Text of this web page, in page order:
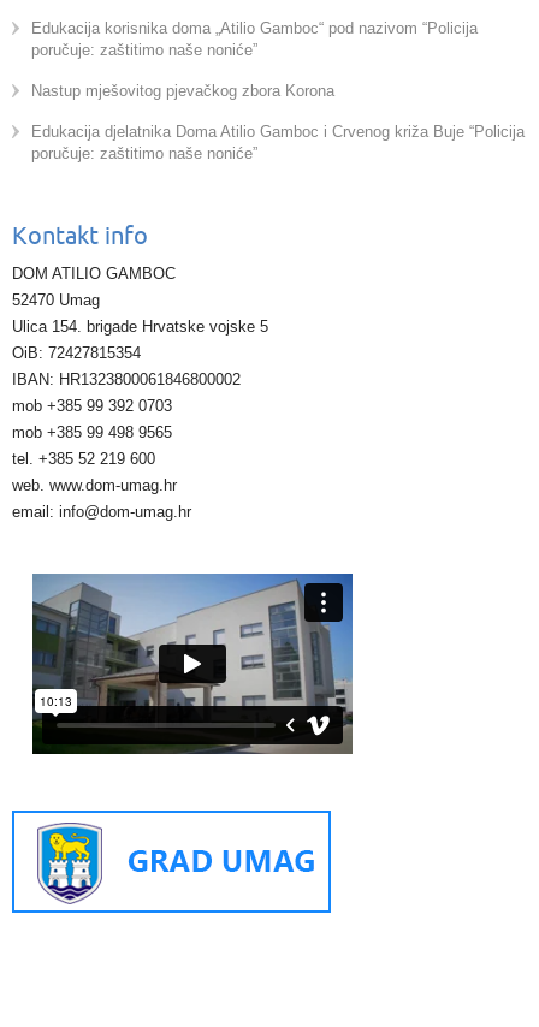
Edukacija korisnika doma „Atilio Gamboc“ pod nazivom “Policija
poručuje: zaštitimo naše noniće”
Nastup mješovitog pjevačkog zbora Korona
Edukacija djelatnika Doma Atilio Gamboc i Crvenog križa Buje “Policija
poručuje: zaštitimo naše noniće”
Kontakt info
DOM ATILIO GAMBOC
52470 Umag
Ulica 154. brigade Hrvatske vojske 5
OiB: 72427815354
IBAN: HR1323800061846800002
mob +385 99 392 0703
mob +385 99 498 9565
tel. +385 52 219 600
web. www.dom-umag.hr
email: info@dom-umag.hr